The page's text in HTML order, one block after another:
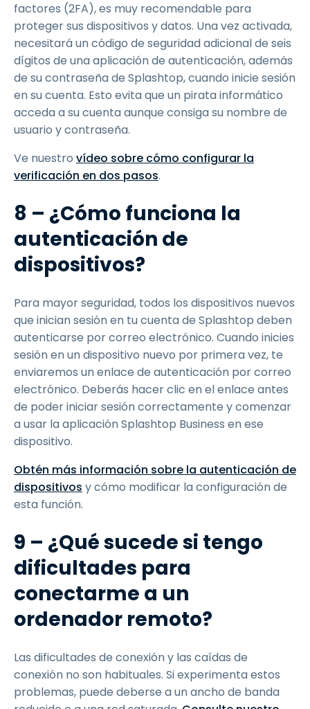
factores (2FA), es muy recomendable para
proteger sus dispositivos y datos. Una vez activada,
necesitará un código de seguridad adicional de seis
dígitos de una aplicación de autenticación, además
de su contraseña de Splashtop, cuando inicie sesión
en su cuenta. Esto evita que un pirata informático
acceda a su cuenta aunque consiga su nombre de
usuario y contraseña.
Ve nuestro vídeo sobre cómo configurar la
verificación en dos pasos.
8 – ¿Cómo funciona la
autenticación de
dispositivos?
Para mayor seguridad, todos los dispositivos nuevos
que inician sesión en tu cuenta de Splashtop deben
autenticarse por correo electrónico. Cuando inicies
sesión en un dispositivo nuevo por primera vez, te
enviaremos un enlace de autenticación por correo
electrónico. Deberás hacer clic en el enlace antes
de poder iniciar sesión correctamente y comenzar
a usar la aplicación Splashtop Business en ese
dispositivo.
Obtén más información sobre la autenticación de
dispositivos y cómo modificar la configuración de
esta función.
9 – ¿Qué sucede si tengo
dificultades para
conectarme a un
ordenador remoto?
Las dificultades de conexión y las caídas de
conexión no son habituales. Si experimenta estos
problemas, puede deberse a un ancho de banda